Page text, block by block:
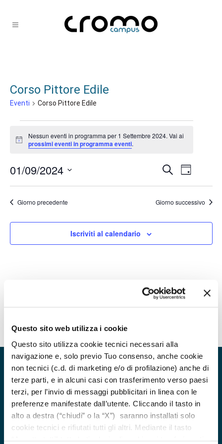
Questo sito web utilizza i cookie
Questo sito utilizza cookie tecnici necessari alla
navigazione e, solo previo Tuo consenso, anche cookie
non tecnici (c.d. di marketing e/o di profilazione) anche di
terze parti, e in alcuni casi con trasferimento verso paesi
terzi, per l’invio di messaggi pubblicitari in linea con le
preferenze manifestate dall’utente. Cliccando il tasto in
alto a destra (“chiudi” o la “X”) saranno installati solo
cookie tecnici e rifiutati tutti gli altri. Mediante il tasto
Corso Pittore Edile
Eventi Corso Pittore Edile
for
Settembre
2024
Notice
Nessun eventi in programma per 1 Settembre 2024. Vai ai
prossimi eventi in programma eventi.
Eventi
Ricerca
e
Cerca Evento
Viste
Giorno
01/09/2024
Seleziona
Giorno precedente Giorno successivo
Iscriviti al calendario